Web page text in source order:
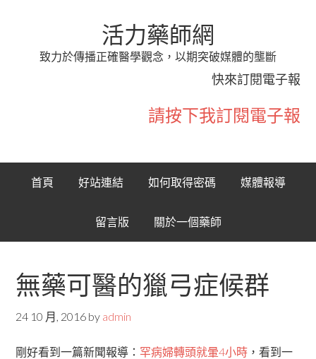
活力藥師網
致力於傳播正確醫學觀念，以期突破媒體的壟斷
快來訂閱電子報
請按下我訂閱電子報
首頁 好站連結 如何取得密碼 媒體報導
留言版 關於一個藥師
無藥可醫的獵弓症候群
24 10 月, 2016 by admin
剛好看到一篇新聞報導： 罕病婦轉頭就暈4小時 ，看到一